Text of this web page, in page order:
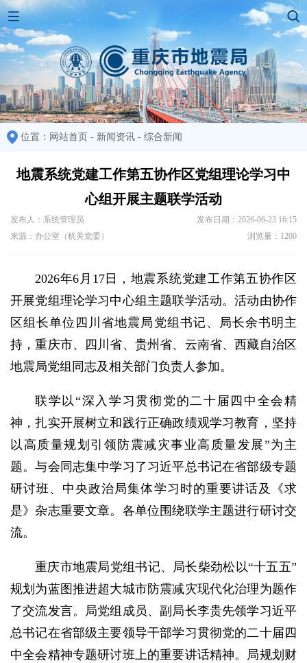
位置： 网站首页 - 新闻资讯 - 综合新闻
地震系统党建工作第五协作区党组理论学习中
心组开展主题联学活动
发布人：系统管理员
发布日期：2026-06-23 16:15
来源：办公室（机关党委）
浏览量：1200
2026年6月17日，地震系统党建工作第五协作区
开展党组理论学习中心组主题联学活动。活动由协作
区组长单位四川省地震局党组书记、局长余书明主
持，重庆市、四川省、贵州省、云南省、西藏自治区
地震局党组同志及相关部门负责人参加。
联学以“深入学习贯彻党的二十届四中全会精
神，扎实开展树立和践行正确政绩观学习教育，坚持
以高质量规划引领防震减灾事业高质量发展”为主
题。与会同志集中学习了习近平总书记在省部级专题
研讨班、中央政治局集体学习时的重要讲话及《求
是》杂志重要文章。各单位围绕联学主题进行研讨交
流。
重庆市地震局党组书记、局长柴劲松以“十五五”
规划为蓝图推进超大城市防震减灾现代化治理为题作
了交流发言。局党组成员、副局长李贵先领学习近平
总书记在省部级主要领导干部学习贯彻党的二十届四
中全会精神专题研讨班上的重要讲话精神。局规划财